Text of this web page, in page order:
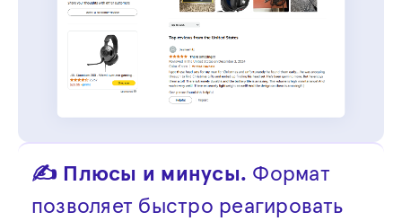
✍ Плюсы и минусы. Формат
позволяет быстро реагировать